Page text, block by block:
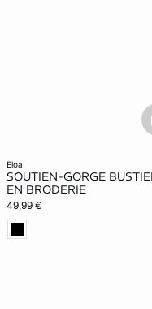
eloa
SOUTIEN-GORGE
EN BRODERIE
49,99 €